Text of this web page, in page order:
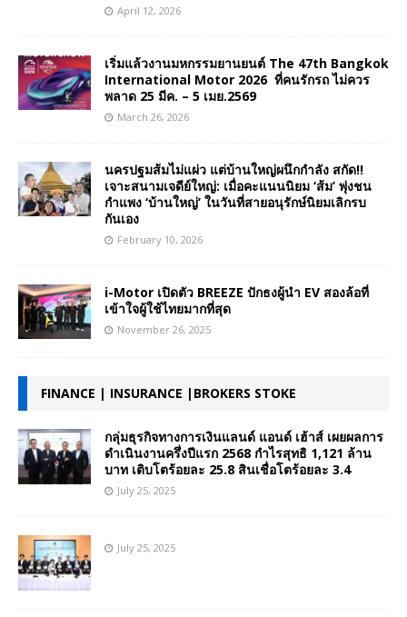
April 12, 2026
เริ่มแล้วงานมหกรรมยานยนต์ The 47th Bangkok
International Motor 2026 ที่คนรักรถ ไม่ควร
พลาด 25 มีค. – 5 เมย.2569
March 26, 2026
นครปฐมส้มไม่แผ่ว แต่บ้านใหญ่ผนึกกำลัง สกัด!!
เจาะสนามเจดีย์ใหญ่: เมื่อคะแนนนิยม ‘ส้ม’ พุ่งชน
กำแพง ‘บ้านใหญ่’ ในวันที่สายอนุรักษ์นิยมเลิกรบ
กันเอง
February 10, 2026
i-Motor เปิดตัว BREEZE ปักธงผู้นำ EV สองล้อที่
เข้าใจผู้ใช้ไทยมากที่สุด
November 26, 2025
FINANCE | INSURANCE |BROKERS STOKE
กลุ่มธุรกิจทางการเงินแลนด์ แอนด์ เฮ้าส์ เผยผลการ
ดำเนินงานครึ่งปีแรก 2568 กำไรสุทธิ 1,121 ล้าน
บาท เติบโตร้อยละ 25.8 สินเชื่อโตร้อยละ 3.4
July 25, 2025
July 25, 2025